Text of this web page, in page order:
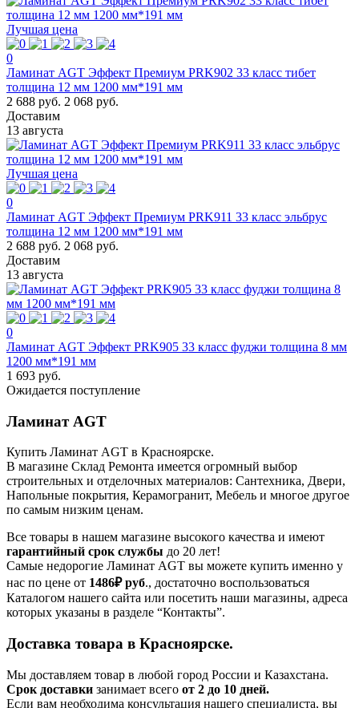
Лучшая цена
0
Ламинат AGT Эффект Премиум PRK902 33 класс тибет
толщина 12 мм 1200 мм*191 мм
2 688 руб. 2 068 руб.
Доставим
13 августа
Лучшая цена
0
Ламинат AGT Эффект Премиум PRK911 33 класс эльбрус
толщина 12 мм 1200 мм*191 мм
2 688 руб. 2 068 руб.
Доставим
13 августа
0
Ламинат AGT Эффект PRK905 33 класс фуджи толщина 8 мм
1200 мм*191 мм
1 693 руб.
Ожидается поступление
Ламинат AGT
Купить Ламинат AGT в Красноярске.
В магазине Склад Ремонта имеется огромный выбор
строительных и отделочных материалов: Сантехника, Двери,
Напольные покрытия, Керамогранит, Мебель и многое другое
по самым низким ценам.
Все товары в нашем магазине высокого качества и имеют
гарантийный срок службы до 20 лет!
Самые недорогие Ламинат AGT вы можете купить именно у
нас по цене от 1486₽ руб., достаточно воспользоваться
Каталогом нашего сайта или посетить наши магазины, адреса
которых указаны в разделе “Контакты”.
Доставка товара в Красноярске.
Мы доставляем товар в любой город России и Казахстана.
Срок доставки занимает всего от 2 до 10 дней.
Если вам необходима консультация нашего специалиста, вы